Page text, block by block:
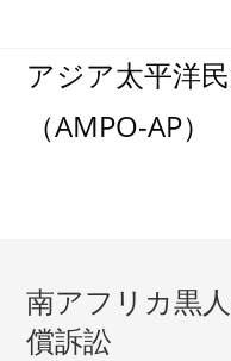
アジア太平洋
（AMPO-AP）
南アフリカ黒
償訴訟